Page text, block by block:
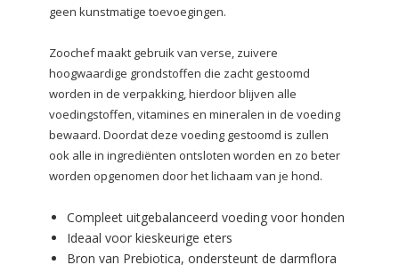
geen kunstmatige toevoegingen.
Zoochef maakt gebruik van verse, zuivere
hoogwaardige grondstoffen die zacht gestoomd
worden in de verpakking, hierdoor blijven alle
voedingstoffen, vitamines en mineralen in de voeding
bewaard. Doordat deze voeding gestoomd is zullen
ook alle in ingrediënten ontsloten worden en zo beter
worden opgenomen door het lichaam van je hond.
Compleet uitgebalanceerd voeding voor honden
Ideaal voor kieskeurige eters
Bron van Prebiotica, ondersteunt de darmflora